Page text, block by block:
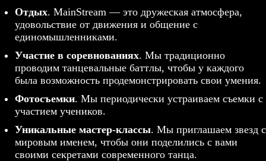
Отдых. MainStream — это дружеская атмосфера,
удовольствие от движения и общение с
единомышленниками.
Участие в соревнованиях. Мы традиционно
проводим танцевальные баттлы, чтобы у каждого
была возможность продемонстрировать свои умения.
Фотосъемки. Мы периодически устраиваем съемки с
участием учеников.
Уникальные мастер-классы. Мы приглашаем звезд с
мировым именем, чтобы они поделились с вами
своими секретами современного танца.